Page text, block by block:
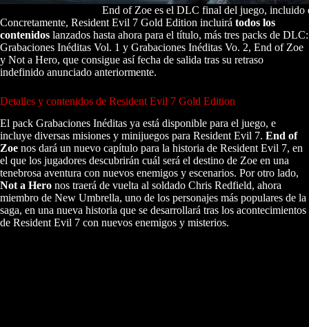
End of Zoe es el DLC final del juego,
Concretamente, Resident Evil 7 Gold Edition incluirá todos los
contenidos lanzados hasta ahora para el título, más tres packs de DLC:
Grabaciones Inéditas Vol. 1 y Grabaciones Inéditas Vo. 2, End of Zoe
y Not a Hero, que consigue así fecha de salida tras su retraso
indefinido anunciado anteriormente.
Detalles y contenidos de Resident Evil 7 Gold Edition
El pack Grabaciones Inéditas ya está disponible para el juego, e
incluye diversas misiones y minijuegos para Resident Evil 7. End of
Zoe nos dará un nuevo capítulo para la historia de Resident Evil 7, en
el que los jugadores descubrirán cuál será el destino de Zoe en una
tenebrosa aventura con nuevos enemigos y escenarios. Por otro lado,
Not a Hero nos traerá de vuelta al soldado Chris Redfield, ahora
miembro de New Umbrella, uno de los personajes más populares de la
saga, en una nueva historia que se desarrollará tras los acontecimientos
de Resident Evil 7 con nuevos enemigos y misterios.